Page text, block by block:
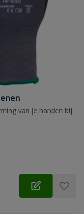
van je handen bij